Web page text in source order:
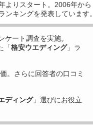
よりスタート。2006年から
キングを発表しています。
ケート調査を実施。
「格安ウエディング」ラ
。さらに回答者の口コミ
ディング」選びにお役立